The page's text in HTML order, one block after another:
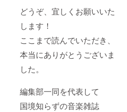
どうぞ、宜しくお願いいた
します！
ここまで読んでいただき、
本当にありがとうございま
した。
編集部一同を代表して
国境知らずの音楽雑誌